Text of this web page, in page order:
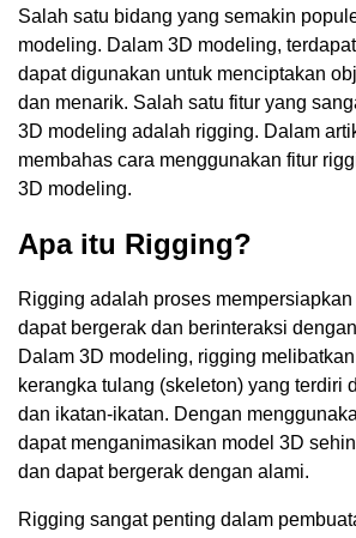
Salah satu bidang yang semakin
modeling. Dalam 3D modeling,
dapat digunakan untuk menciptakan
dan menarik. Salah satu fitur yang
3D modeling adalah rigging. Dalam
membahas cara menggunakan fitur
3D modeling.
Apa itu Rigging?
Rigging adalah proses
dapat bergerak dan berinteraksi
Dalam 3D modeling, rigging
kerangka tulang (skeleton) yang terdiri
dan ikatan-ikatan. Dengan
dapat menganimasikan model 3D
dan dapat bergerak dengan alami.
Rigging sangat penting dalam